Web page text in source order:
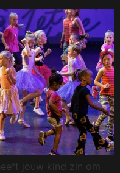
jouw kind zin om